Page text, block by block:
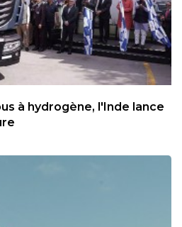
à hydrogène, l'Inde lance